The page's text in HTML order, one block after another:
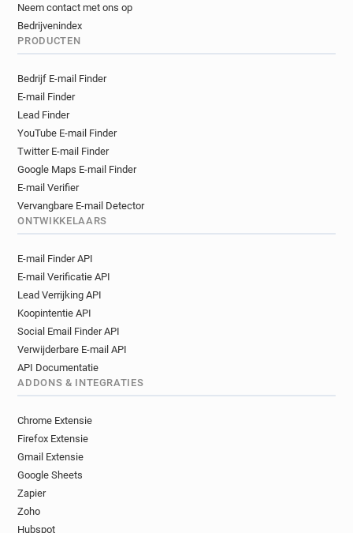
Neem contact met ons op
Bedrijvenindex
PRODUCTEN
Bedrijf E-mail Finder
E-mail Finder
Lead Finder
YouTube E-mail Finder
Twitter E-mail Finder
Google Maps E-mail Finder
E-mail Verifier
Vervangbare E-mail Detector
ONTWIKKELAARS
E-mail Finder API
E-mail Verificatie API
Lead Verrijking API
Koopintentie API
Social Email Finder API
Verwijderbare E-mail API
API Documentatie
ADDONS & INTEGRATIES
Chrome Extensie
Firefox Extensie
Gmail Extensie
Google Sheets
Zapier
Zoho
Hubspot